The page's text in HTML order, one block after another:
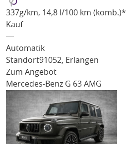
337g/km, 14,8 l/100 km (komb.)*
Kauf
―
Automatik
Standort91052, Erlangen
Zum Angebot
Mercedes-Benz G 63 AMG